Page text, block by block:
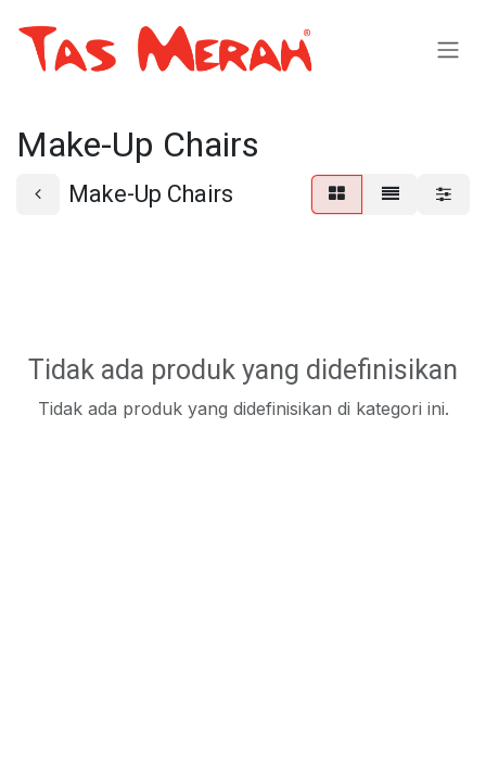
Make-Up Chairs
Make-Up Chairs
Tidak ada produk yang didefinisikan
Tidak ada produk yang didefinisikan di kategori ini.